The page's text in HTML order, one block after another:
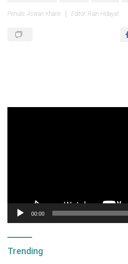
Penulis: Aswan Kharie Editor: Rian Hidayat
00:00
Trending